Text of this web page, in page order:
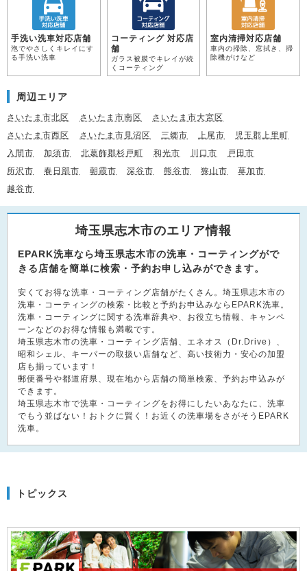
手洗い洗車対応店舗
泡でやさしくキレイにす
る手洗い洗車
コーティング 対応店
舗
ガラス被膜でキレイが続
くコーティング
室内清掃対応店舗
車内の掃除、窓拭き、掃
除機がけなど
周辺エリア
さいたま市北区 さいたま市南区
さいたま市大宮区
さいたま市西区
さいたま市見沼区 三郷市 上尾市
児玉郡上里町
入間市
加須市 北葛飾郡杉戸町 和光市 川口市
戸田市
所沢市
春日部市 朝霞市 深谷市 熊谷市 狭山市
草加市
越谷市
埼玉県志木市のエリア情報
EPARK洗車なら埼玉県志木市の洗車・コーティングがで
きる店舗を簡単に検索・予約お申し込みができます。
安くてお得な洗車・コーティング店舗がたくさん。埼玉県志木市の
洗車・コーティングの検索・比較と予約お申込みならEPARK洗車。
洗車・コーティングに関する洗車辞典や、お役立ち情報、キャンペ
ーンなどのお得な情報も満載です。
埼玉県志木市の洗車・コーティング店舗、エネオス（Dr.Drive）、
昭和シェル、キーパーの取扱い店舗など、高い技術力・安心の加盟
店も揃っています！
郵便番号や都道府県、現在地から店舗の簡単検索、予約お申込みが
できます。
埼玉県志木市で洗車・コーティングをお得にしたいあなたに、洗車
でもう並ばない！おトクに賢く！お近くの洗車場をさがそうEPARK
洗車。
トピックス